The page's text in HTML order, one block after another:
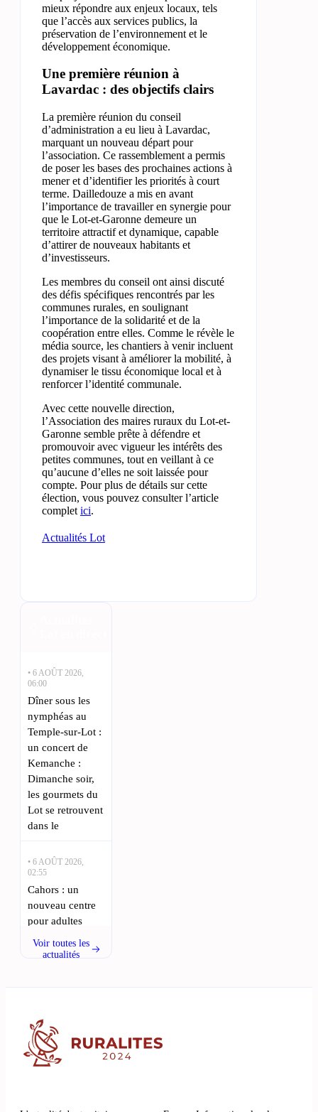
mieux répondre aux enjeux locaux, tels
que l’accès aux services publics, la
préservation de l’environnement et le
développement économique.
Une première réunion à
Lavardac : des objectifs clairs
La première réunion du conseil
d’administration a eu lieu à Lavardac,
marquant un nouveau départ pour
l’association. Ce rassemblement a permis
de poser les bases des prochaines actions à
mener et d’identifier les priorités à court
terme. Dailledouze a mis en avant
l’importance de travailler en synergie pour
que le Lot-et-Garonne demeure un
territoire attractif et dynamique, capable
d’attirer de nouveaux habitants et
d’investisseurs.
Les membres du conseil ont ainsi discuté
des défis spécifiques rencontrés par les
communes rurales, en soulignant
l’importance de la solidarité et de la
coopération entre elles. Comme le révèle le
média source, les chantiers à venir incluent
des projets visant à améliorer la mobilité, à
dynamiser le tissu économique local et à
renforcer l’identité communale.
Avec cette nouvelle direction,
l’Association des maires ruraux du Lot-et-
Garonne semble prête à défendre et
promouvoir avec vigueur les intérêts des
petites communes, tout en veillant à ce
qu’aucune d’elles ne soit laissée pour
compte. Pour plus de détails sur cette
élection, vous pouvez consulter l’article
complet ici.
Actualités Lot
• 6 AOÛT 2026,
06:00
Dîner sous les
nymphéas au
Temple-sur-Lot :
un concert de
Kemanche :
Dimanche soir,
les gourmets du
Lot se retrouvent
dans le
• 6 AOÛT 2026,
02:55
Cahors : un
nouveau centre
pour adultes
ouvre ses portes
handicapés
visuels à Cahors,
Voir toutes les
actualités